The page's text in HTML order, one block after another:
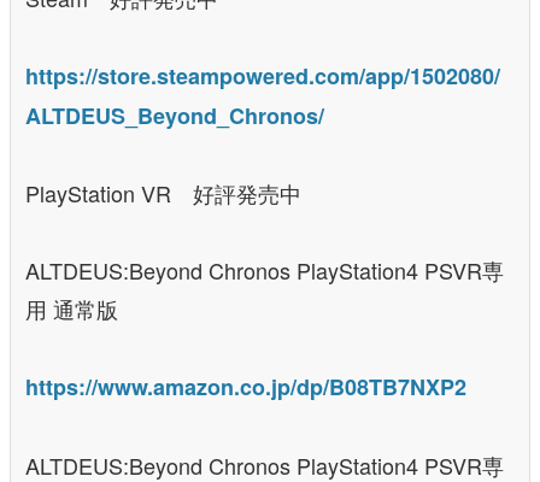
https://store.steampowered.com/app/1502080/
ALTDEUS_Beyond_Chronos/
PlayStation VR 好評発売中
ALTDEUS:Beyond Chronos PlayStation4 PSVR専
用 通常版
https://www.amazon.co.jp/dp/B08TB7NXP2
ALTDEUS:Beyond Chronos PlayStation4 PSVR専